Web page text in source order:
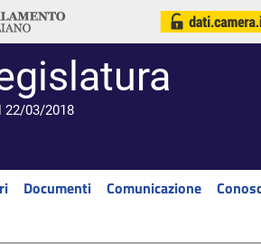
22/03/2018
Documenti Comunicazione